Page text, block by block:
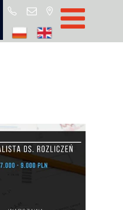
Start
Partnerzy